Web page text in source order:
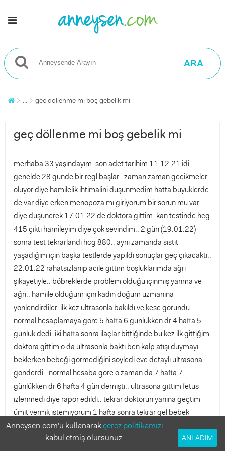
ARA
... geç döllenme mi boş gebelik mi
geç döllenme mi boş gebelik mi
merhaba 33 yaşındayım. son adet tarihim 11.12.21 idi..
genelde 28 günde bir regl başlar.. zaman zaman gecikmeler
oluyor diye hamilelik ihtimalini düşünmedim hatta büyüklerde
de var diye erken menopoza mı giriyorum bir sorun mu var
diye düşünerek 17.01.22 de doktora gittim. kan testinde hcg
415 çıktı hamileyim diye çok sevindim.. 2 gün (19.01.22)
sonra test tekrarlandı hcg 880.. aynı zamanda sistit
yaşadığım için başka testlerde yapıldı sonuçlar geç çıkacaktı..
22.01.22 rahatsızlanıp acile gittim boşluklarımda ağrı
şikayetiyle.. böbreklerde problem olduğu içinmiş yanma ve
ağrı.. hamile olduğum için kadın doğum uzmanına
yönlendirdiler. ilk kez ultrasonla bakıldı ve kese göründü
normal hesaplamaya göre 5 hafta 6 günlükken dr 4 hafta 5
günlük dedi. iki hafta sonra ilaçlar bittiğinde bu kez ilk gittiğim
doktora gittim o da ultrasonla baktı ben kalp atışı duymayı
beklerken bebeği görmediğini söyledi eve detaylı ultrasona
gönderdi.. normal hesaba göre o zaman da 7 hafta 7
günlükken dr 6 hafta 4 gün demişti.. ultrasona gittim fetus
izlenmedi diye rapor edildi.. tekrar doktorun yanına geçtim
ümit vermk istemiyorum 1 hafta sonra tekrar gel bebek
oluşmamışsa kürtaj yapılacak dedi.. geç döllenme ihtimali
nedir? kullandığım ilaç buna sebep olmuş olabilir mi? infex
Anneysen.com'u kullanarakçerez politikamızı
kabul etmiş olursunuz.
ANLADIM